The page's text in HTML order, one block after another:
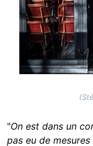
"On est dans un
pas eu de